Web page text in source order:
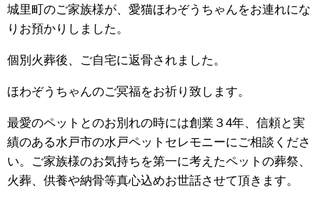
城里町のご家族様が、愛猫ほわぞうちゃんをお連れにな
りお預かりしました。
個別火葬後、ご自宅に返骨されました。
ほわぞうちゃんのご冥福をお祈り致します。
最愛のペットとのお別れの時には創業３4年、信頼と実
績のある水戸市の水戸ペットセレモニーにご相談くださ
い。ご家族様のお気持ちを第一に考えたペットの葬祭、
火葬、供養や納骨等真心込めお世話させて頂きます。